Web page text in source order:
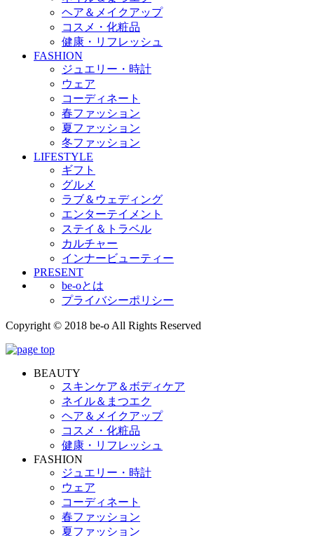
ヘア＆メイクアップ
コスメ・化粧品
健康・リフレッシュ
FASHION
ジュエリー・時計
ウェア
コーディネート
春ファッション
夏ファッション
冬ファッション
LIFESTYLE
ギフト
グルメ
ラブ＆ウェディング
エンターテイメント
ステイ＆トラベル
カルチャー
インナービューティー
PRESENT
be-oとは
プライバシーポリシー
Copyright © 2018 be-o All Rights Reserved
BEAUTY
スキンケア＆ボディケア
ネイル＆まつエク
ヘア＆メイクアップ
コスメ・化粧品
健康・リフレッシュ
FASHION
ジュエリー・時計
ウェア
コーディネート
春ファッション
夏ファッション